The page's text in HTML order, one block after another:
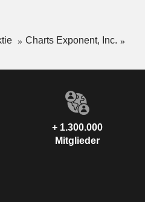
Charts Exponent, Inc.
+ 1.300.000
Mitglieder